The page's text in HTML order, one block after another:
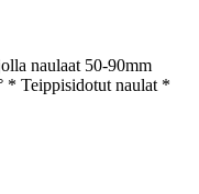
naulaat 50-90mm
* Teippisidotut naulat *